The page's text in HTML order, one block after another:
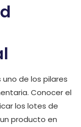
de los pilares
Conocer el
los lotes de
producto en